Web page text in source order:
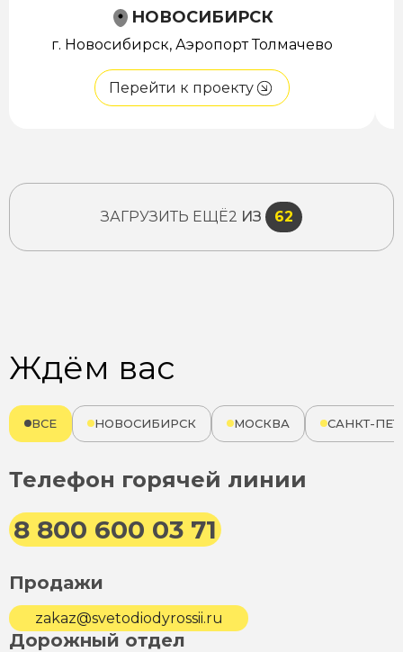
НОВОСИБИРСК
г. Новосибирск, Аэропорт Толмачево
Перейти к проекту
ЗАГРУЗИТЬ ЕЩЁ2 ИЗ 62
Ждём вас
ВСЕ НОВОСИБИРСК МОСКВА САНКТ-
Телефон горячей линии
8 800 600 03 71
Продажи
zakaz@svetodiodyrossii.ru
Дорожный отдел